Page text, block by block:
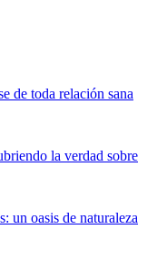
de toda relación sana
la verdad sobre
un oasis de naturaleza